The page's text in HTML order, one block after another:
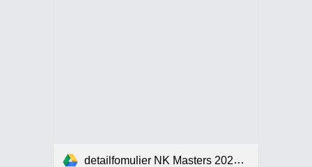
detailfomulier NK Masters 2025 ( voorheen NK Veteranen ).pdf